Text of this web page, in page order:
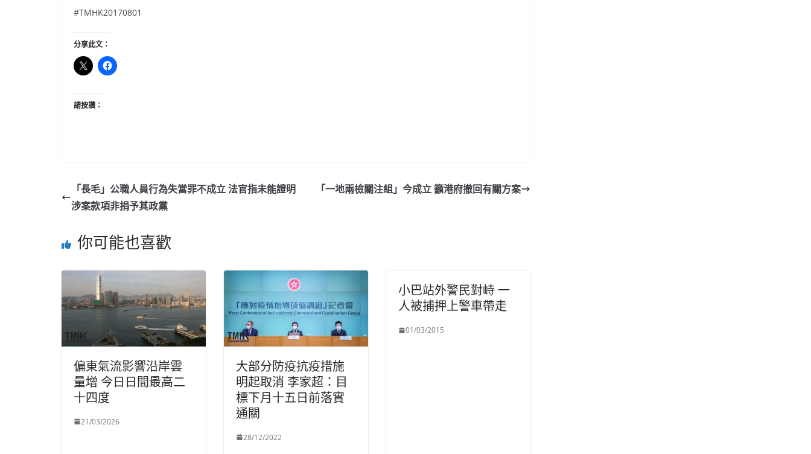
#TMHK20170801
分享此文：
請按讚：
「長毛」公職人員行為失當罪不成立 法官指未能證明
涉案款項非捐予其政黨
「一地兩檢關注組」今成立 籲港府撤回有關方案
你可能也喜歡
偏東氣流影響沿岸雲
量增 今日日間最高二
十四度
21/03/2026
大部分防疫抗疫措施
明起取消 李家超：目
標下月十五日前落實
通關
28/12/2022
小巴站外警民對峙 一
人被捕押上警車帶走
01/03/2015